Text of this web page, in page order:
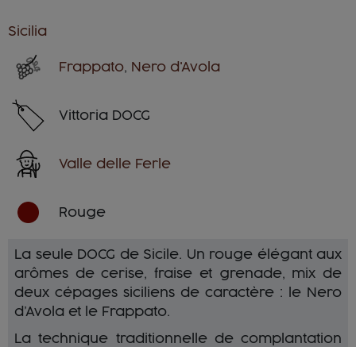
Sicilia
Frappato, Nero d'Avola
Vittoria DOCG
Valle delle Ferle
Rouge
La seule DOCG de Sicile. Un rouge élégant aux
arômes de cerise, fraise et grenade, mix de
deux cépages siciliens de caractère : le Nero
d’Avola et le Frappato.
La technique traditionnelle de complantation